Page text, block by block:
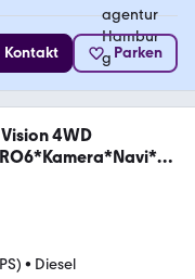
Kontakt Parken
4WD
• Diesel